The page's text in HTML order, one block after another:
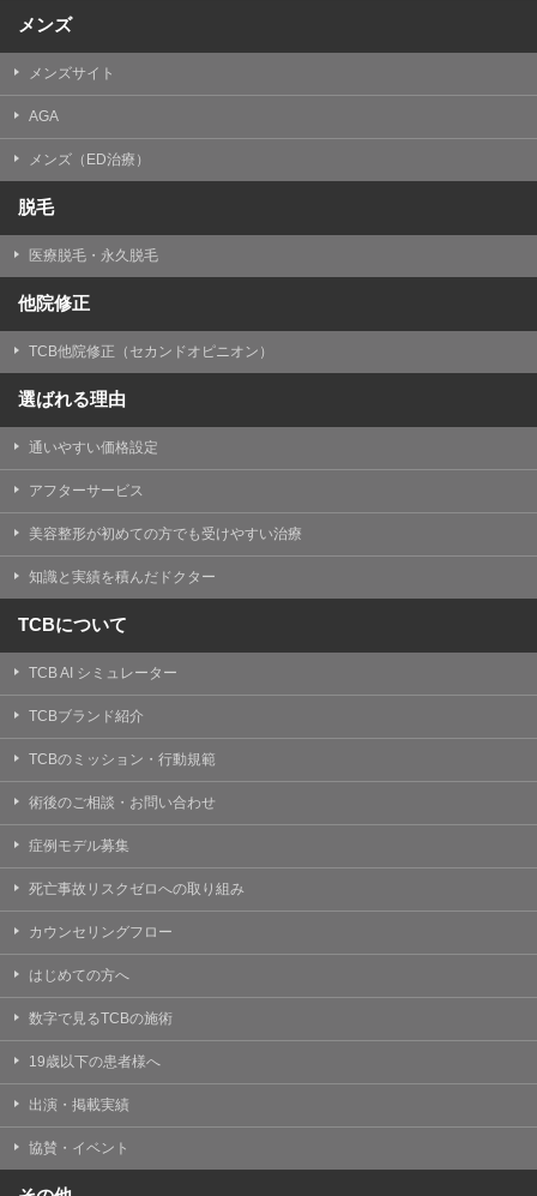
メンズ
メンズサイト
AGA
メンズ（ED治療）
脱毛
医療脱毛・永久脱毛
他院修正
TCB他院修正（セカンドオピニオン）
選ばれる理由
通いやすい価格設定
アフターサービス
美容整形が初めての方でも受けやすい治療
知識と実績を積んだドクター
TCBについて
TCB AI シミュレーター
TCBブランド紹介
TCBのミッション・行動規範
術後のご相談・お問い合わせ
症例モデル募集
死亡事故リスクゼロへの取り組み
カウンセリングフロー
はじめての方へ
数字で見るTCBの施術
19歳以下の患者様へ
出演・掲載実績
協賛・イベント